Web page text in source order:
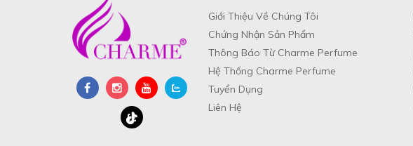
Giới Thiệu Về Chúng Tôi
Chứng Nhận Sản Phẩm
Thông Báo Từ Charme Perfume
Hệ Thống Charme Perfume
Tuyển Dụng
Liên Hệ